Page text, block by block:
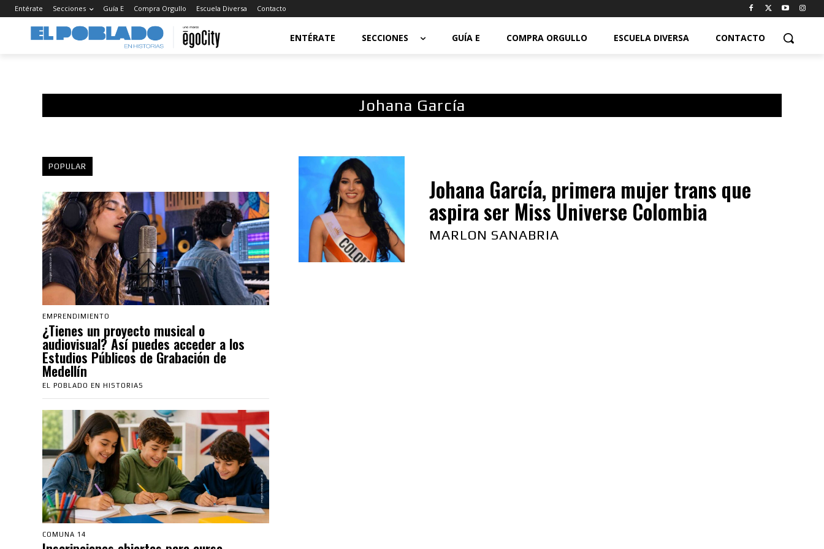
Entérate Secciones Guía E Compra Orgullo Escuela Diversa Contacto
ENTÉRATE SECCIONES GUÍA E COMPRA ORGULLO ESCUELA DIVERSA CONTACTO
Johana García
POPULAR
EMPRENDIMIENTO
¿Tienes un proyecto musical o
audiovisual? Así puedes acceder a los
Estudios Públicos de Grabación de
Medellín
EL POBLADO EN HISTORIAS
COMUNA 14
Johana García, primera mujer trans que
aspira ser Miss Universe Colombia
MARLON SANABRIA